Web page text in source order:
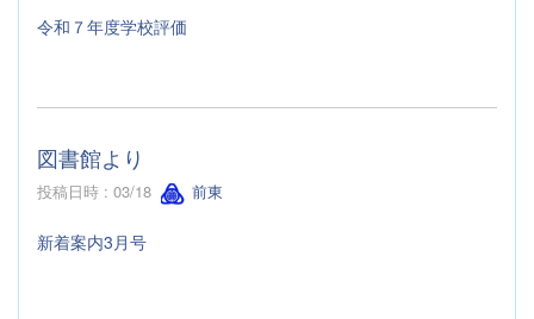
令和７年度学校評価
図書館より
投稿日時 : 03/18 前東
新着案内3月号